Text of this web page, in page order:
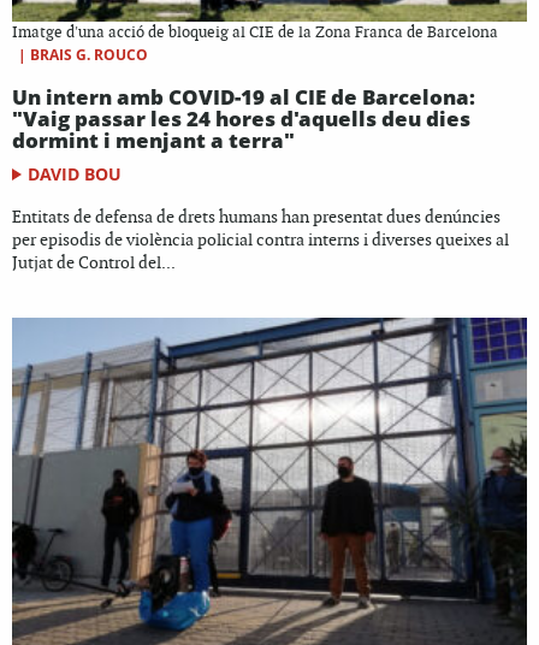
Imatge d'una acció de bloqueig al CIE de la Zona Franca de Barcelona
| BRAIS G. ROUCO
Un intern amb COVID-19 al CIE de Barcelona:
"Vaig passar les 24 hores d'aquells deu dies
dormint i menjant a terra"
DAVID BOU
Entitats de defensa de drets humans han presentat dues denúncies
per episodis de violència policial contra interns i diverses queixes al
Jutjat de Control del...